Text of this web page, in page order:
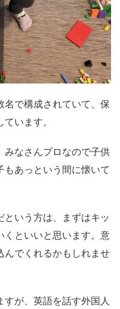
名で構成されていて、保
います。
みなさんプロなので子供
もあっという間に懐いて
という方は、まずはキッ
くといいと思います。意
んでくれるかもしれませ
すが、英語を話す外国人